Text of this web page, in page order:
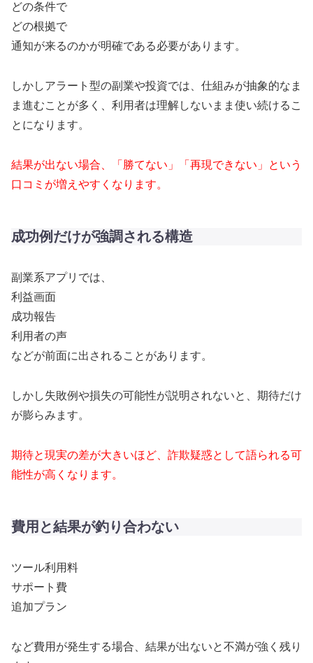
どの条件で
どの根拠で
通知が来るのかが明確である必要があります。
しかしアラート型の副業や投資では、仕組みが抽象的なま
ま進むことが多く、利用者は理解しないまま使い続けるこ
とになります。
結果が出ない場合、「勝てない」「再現できない」という
口コミが増えやすくなります。
成功例だけが強調される構造
副業系アプリでは、
利益画面
成功報告
利用者の声
などが前面に出されることがあります。
しかし失敗例や損失の可能性が説明されないと、期待だけ
が膨らみます。
期待と現実の差が大きいほど、詐欺疑惑として語られる可
能性が高くなります。
費用と結果が釣り合わない
ツール利用料
サポート費
追加プラン
など費用が発生する場合、結果が出ないと不満が強く残り